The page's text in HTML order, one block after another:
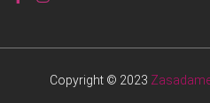
Copyright © 2023